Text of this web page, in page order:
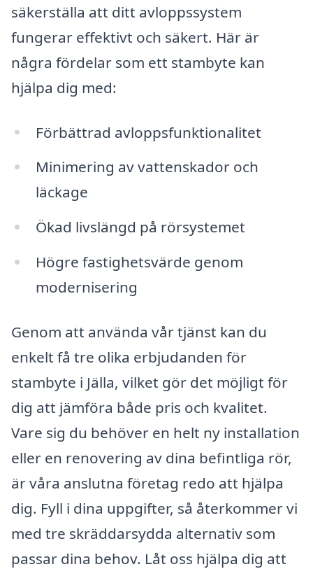
säkerställa att ditt avloppssystem
fungerar effektivt och säkert. Här är
några fördelar som ett stambyte kan
hjälpa dig med:
Förbättrad avloppsfunktionalitet
Minimering av vattenskador och
läckage
Ökad livslängd på rörsystemet
Högre fastighetsvärde genom
modernisering
Genom att använda vår tjänst kan du
enkelt få tre olika erbjudanden för
stambyte i Jälla, vilket gör det möjligt för
dig att jämföra både pris och kvalitet.
Vare sig du behöver en helt ny installation
eller en renovering av dina befintliga rör,
är våra anslutna företag redo att hjälpa
dig. Fyll i dina uppgifter, så återkommer vi
med tre skräddarsydda alternativ som
passar dina behov. Låt oss hjälpa dig att